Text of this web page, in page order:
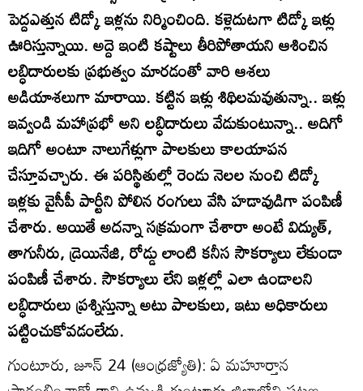
పెద్దఎత్తున టిడ్కో ఇళ్లను నిర్మించింది. కళ్లెదుటగా టిడ్కో ఇళ్లు
ఊరిస్తున్నాయి. అద్దె ఇంటి కష్టాలు తీరిపోతాయని ఆశించిన
లబ్ధిదారులకు ప్రభుత్వం మారడంతో వారి ఆశలు
అడియాశలుగా మారాయి. కట్టిన ఇళ్లు శిథిలమవుతున్నా.. ఇళ్లు
ఇవ్వండి మహాప్రభో అని లబ్ధిదారులు వేడుకుంటున్నా.. అదిగో
ఇదిగో అంటూ నాలుగేళ్లుగా పాలకులు కాలయాపన
చేస్తూవచ్చారు. ఈ పరిస్థితుల్లో రెండు నెలల నుంచి టిడ్కో
ఇళ్లకు వైసీపీ పార్టీని పోలిన రంగులు వేసి హడావుడిగా పంపిణీ
చేశారు. అయితే అదన్నా సక్రమంగా చేశారా అంటే విద్యుత్‌,
తాగునీరు, డ్రెయినేజి, రోడ్డు లాంటి కనీస సౌకర్యాలు లేకుండా
పంపిణీ చేశారు. సౌకర్యాలు లేని ఇళ్లల్లో ఎలా ఉండాలని
లబ్ధిదారులు ప్రశ్నిస్తున్నా అటు పాలకులు, ఇటు అధికారులు
పట్టించుకోవడంలేదు.
గుంటూరు, జూన్‌ 24 (ఆంధ్రజ్యోతి): ఏ మహూర్తాన